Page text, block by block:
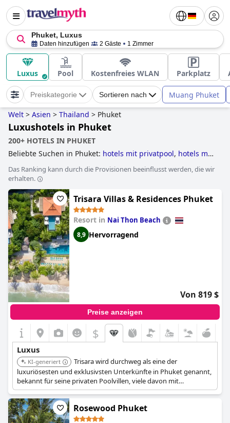
Phuket, Luxus
Daten hinzufügen 2 Gäste 1 Zimmer
Luxus Pool Kostenfreies WLAN Parkplatz
Preiskategorie Sortieren nach Muang Phuket
Welt > Asien > Thailand > Phuket
Luxushotels in Phuket
200+ HOTELS IN PHUKET
Beliebte Suchen in Phuket: hotels mit privatpool, hotels mit
luxushotels and5-sterne-hotels.
Das Ranking kann durch die Provisionen beeinflusst werden, die wir
erhalten.
Trisara Villas & Residences Phuket
Resort in Nai Thon Beach
8,9 Hervorragend
Von 819 $
Preise anzeigen
$
Luxus
KI-generiert
Trisara wird durchweg als eine der
luxuriösesten und exklusivsten Unterkünfte in Phuket genannt,
bekannt für seine privaten Poolvillen, viele davon mit
atemberaubendem Meerblick. Es bietet ein hohes Maß an
Privatsphäre und personalisiertem Service, zugeschnitten auf
anspruchsvolle Reisende, die einen opulenten Rückzugsort
suchen.
Rosewood Phuket